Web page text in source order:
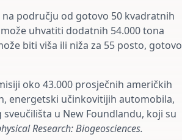
području od gotovo 50 kvadratnih
uhvatiti dodatnih 54.000 tona
biti viša ili niža za 55 posto, gotovo
oko 43.000 prosječnih američkih
energetski učinkovitijih automobila,
u New Foundlandu, koji su
Research: Biogeosciences.